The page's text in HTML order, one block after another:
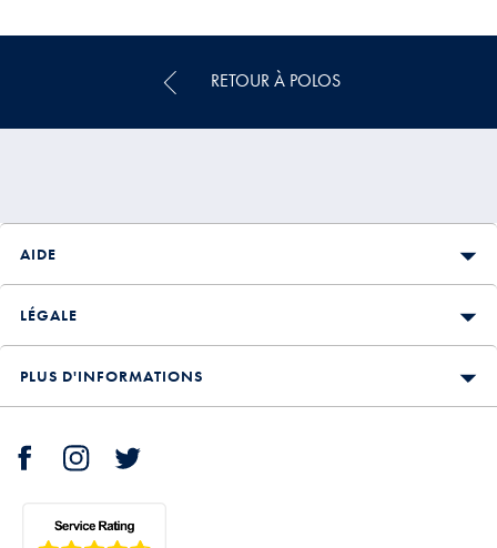
Achat
RETOUR À POLOS
AIDE
LÉGALE
PLUS D'INFORMATIONS